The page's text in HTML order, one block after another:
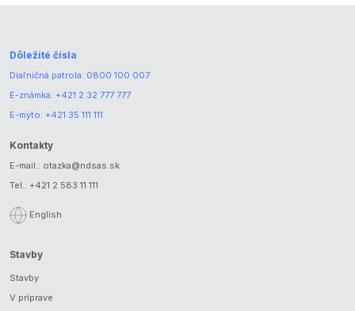
Dôležité čísla
Diaľničná patrola: 0800 100 007
E-známka: +421 2 32 777 777
E-mýto: +421 35 111 111
Kontakty
E-mail.: otazka@ndsas.sk
Tel.: +421 2 583 11 111
English
Stavby
Stavby
V príprave